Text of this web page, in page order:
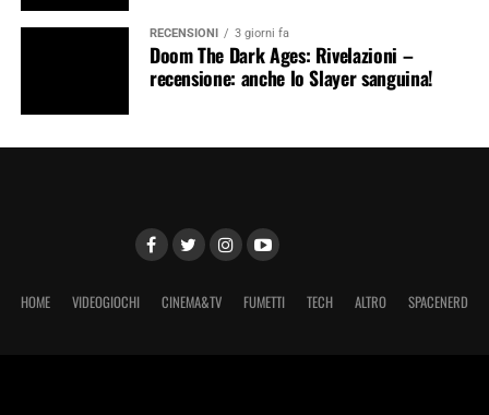
RECENSIONI 3 giorni fa
Doom The Dark Ages: Rivelazioni –
recensione: anche lo Slayer sanguina!
HOME VIDEOGIOCHI CINEMA&TV FUMETTI TECH ALTRO SPACENERD